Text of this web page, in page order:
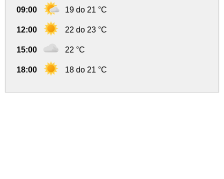
09:00 19 do 21 °C
12:00 22 do 23 °C
15:00 22 °C
18:00 18 do 21 °C